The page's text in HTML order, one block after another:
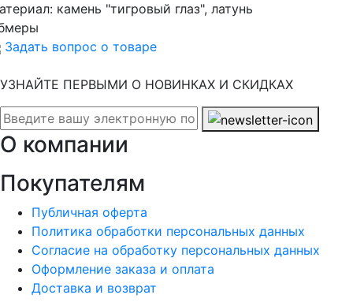
камень "тигровый глаз", латунь
Задать вопрос о товаре
УЗНАЙТЕ ПЕРВЫМИ О НОВИНКАХ И СКИДКАХ
О компании
Покупателям
Публичная оферта
Политика обработки персональных данных
Согласие на обработку персональных данных
Оформление заказа и оплата
Доставка и возврат